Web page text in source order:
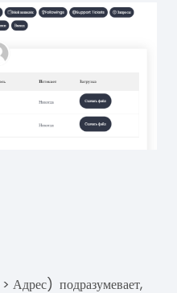
> Адрес) подразумевает,